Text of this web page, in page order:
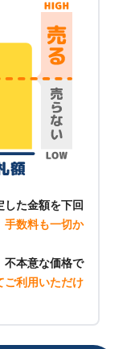
た金額を下回
手数料も一切か
不本意な価格で
ご利用いただけ